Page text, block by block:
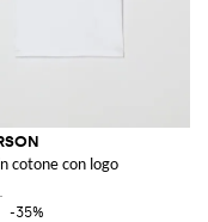
cotone con logo
-35%